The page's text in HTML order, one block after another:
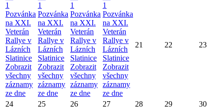
1
Pozvánka
na XXI.
Veterán
Rallye v
Lázních
Slatinice
Zobrazit
všechny
záznamy
ze dne
1
Pozvánka
na XXI.
Veterán
Rallye v
Lázních
Slatinice
Zobrazit
všechny
záznamy
ze dne
1
Pozvánka
na XXI.
Veterán
Rallye v
Lázních
Slatinice
Zobrazit
všechny
záznamy
ze dne
1
Pozvánka
na XXI.
Veterán
Rallye v
Lázních
Slatinice
Zobrazit
všechny
záznamy
ze dne
21 22 23
24 25 26 27 28 29 30